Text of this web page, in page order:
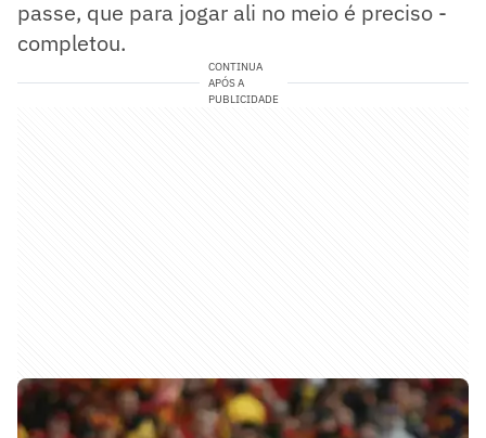
passe, que para jogar ali no meio é preciso -
completou.
CONTINUA
APÓS A
PUBLICIDADE